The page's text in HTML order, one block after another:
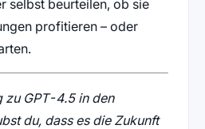
selbst beurteilen, ob sie
profitieren – oder
zu GPT-4.5 in den
du, dass es die Zukunft